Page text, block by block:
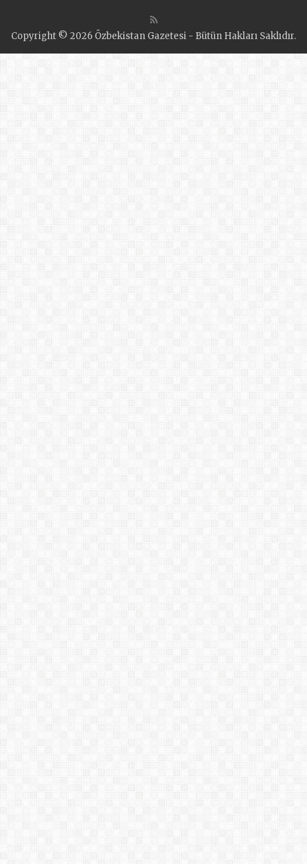
Copyright © 2026 Özbekistan Gazetesi - Bütün Hakları Saklıdır.